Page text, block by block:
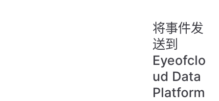
将事件发
送到
Eyeofclo
ud Data
Platform